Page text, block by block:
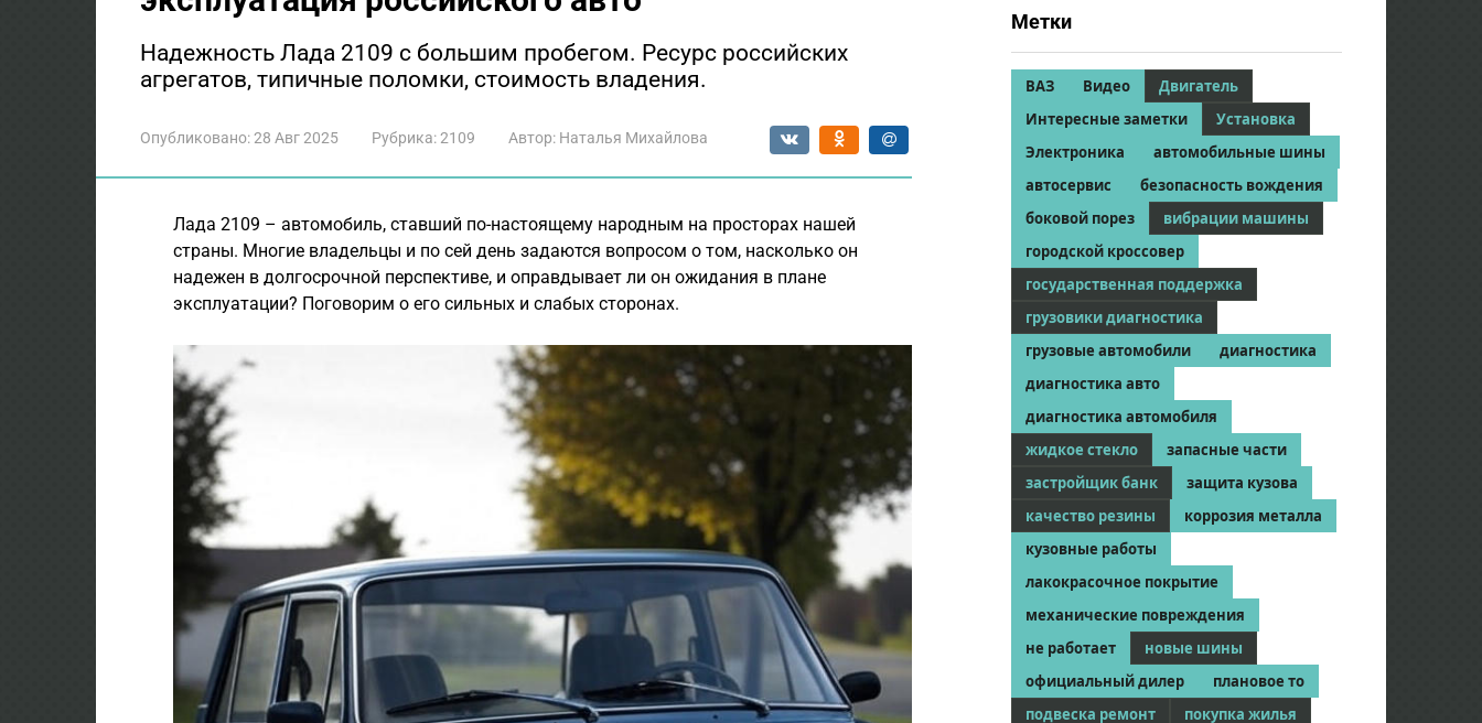
Надежность Лада 2109 с большим пробегом. Ресурс российских
агрегатов, типичные поломки, стоимость владения.
Опубликовано:28 Авг 2025 Рубрика:2109 Автор: Наталья Михайлова
Лада 2109 – автомобиль, ставший по-настоящему народным на просторах нашей
страны. Многие владельцы и по сей день задаются вопросом о том, насколько он
надежен в долгосрочной перспективе, и оправдывает ли он ожидания в плане
эксплуатации? Поговорим о его сильных и слабых сторонах.
Метки
ВАЗ Видео
Двигатель
Интересные заметки
Установка
Электроника
автомобильные шины
автосервис
безопасность вождения
боковой порез
вибрации машины
городской кроссовер
государственная поддержка
грузовики диагностика
грузовые автомобили
диагностика
диагностика авто
диагностика автомобиля
жидкое стекло
запасные части
застройщик банк
защита кузова
качество резины
коррозия металла
кузовные работы
лакокрасочное покрытие
механические повреждения
не работает
новые шины
официальный дилер
плановое то
подвеска ремонт
покупка жилья